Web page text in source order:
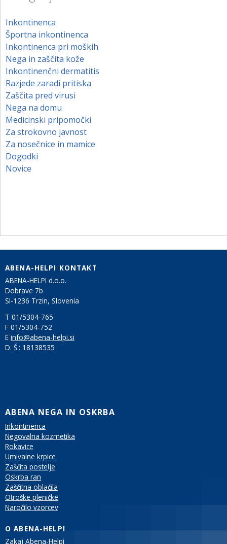
Inkontinenca
Športna inkontinenca
Inkontinenca pri moških
Nega in zaščita kože
Inkontinenčni dermatitis
Razjede zaradi pritiska
Zaščita pred virusi
Nega na domu
Medicinski pripomočki
Za strokovno javnost
Za nosečnice in mamice
Dogodki
Novice
ABENA-HELPI KONTAKT
ABENA-HELPI d.o.o.
Dobrave 7b
SI-1236 Trzin, Slovenia
T 01/5304-765
F 01/5304-752
E info@abena-helpi.si
D. Š.: 18138535
ABENA NEGA IN OSKRBA
Inkontinenca
Negovalna kozmetika
Rokavice
Umivalne krpice
Zaščita postelje
Oskrba ran
Zaščitna oblačila
Otroške pleničke
Naročilo vzorcev
O ABENA-HELPI
Zakaj Abena-Helpi